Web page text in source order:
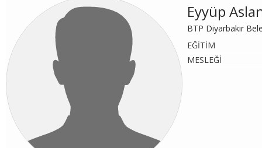
Eyyüp
BTP Diyarbakır
EĞİTİM
MESLEĞİ